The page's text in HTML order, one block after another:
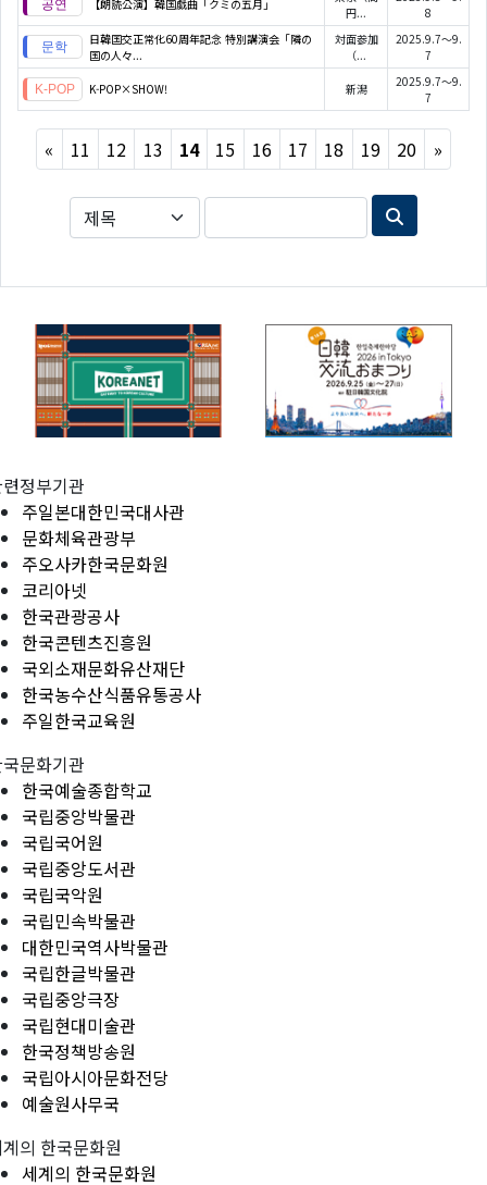
【朗読公演】韓国戯曲「クミの五月」
円...
8
日韓国交正常化60周年記念 特別講演会「隣の
国の人々...
対面参加
（...
2025.9.7～9.
7
K-POP×SHOW! 新潟
2025.9.7～9.
7
« Previous
11 12 13 14 15 16 17 18 19 20 »Next
정부기관
주일본대한민국대사관
문화체육관광부
주오사카한국문화원
코리아넷
한국관광공사
한국콘텐츠진흥원
국외소재문화유산재단
한국농수산식품유통공사
주일한국교육원
문화기관
한국예술종합학교
국립중앙박물관
국립국어원
국립중앙도서관
국립국악원
국립민속박물관
대한민국역사박물관
국립한글박물관
국립중앙극장
국립현대미술관
한국정책방송원
국립아시아문화전당
예술원사무국
의 한국문화원
세계의 한국문화원